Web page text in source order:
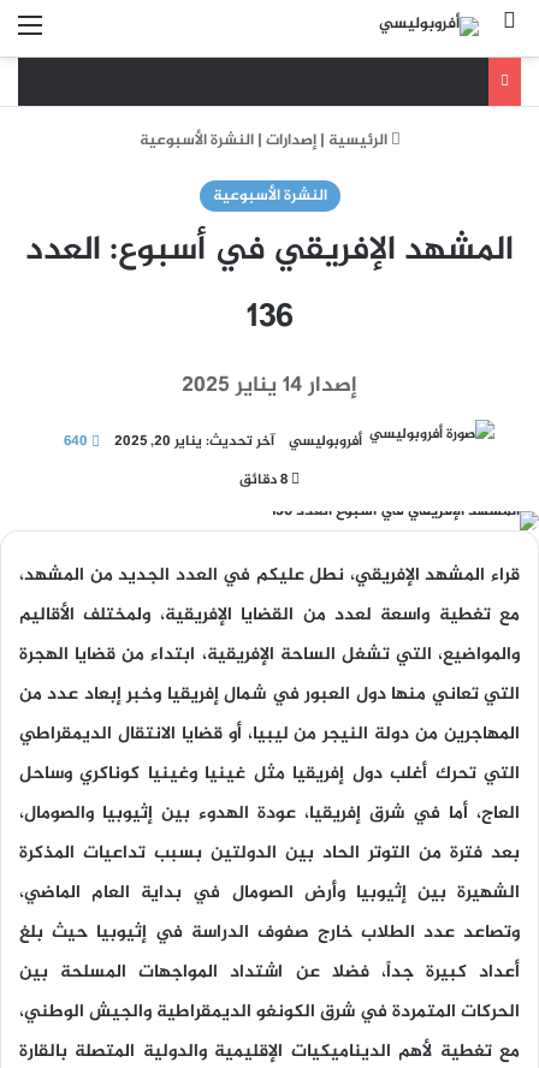
بحث عن
الرئيسية | إصدارات| النشرة الأسبوعية
النشرة الأسبوعية
المشهد الإفريقي في أسبوع: العدد
136
إصدار 14 يناير 2025
أفروبوليسي آخر تحديث: يناير 20, 2025
640
قراء المشهد الإفريقي، نطل عليكم في العدد الجديد من المشهد،
مع تغطية واسعة لعدد من القضايا الإفريقية، ولمختلف الأقاليم
والمواضيع، التي تشغل الساحة الإفريقية، ابتداء من قضايا الهجرة
التي تعاني منها دول العبور في شمال إفريقيا وخبر إبعاد عدد من
المهاجرين من دولة النيجر من ليبيا، أو قضايا الانتقال الديمقراطي
التي تحرك أغلب دول إفريقيا مثل غينيا وغينيا كوناكري وساحل
العاج، أما في شرق إفريقيا، عودة الهدوء بين إثيوبيا والصومال،
بعد فترة من التوتر الحاد بين الدولتين بسبب تداعيات المذكرة
الشهيرة بين إثيوبيا وأرض الصومال في بداية العام الماضي،
وتصاعد عدد الطلاب خارج صفوف الدراسة في إثيوبيا حيث بلغ
أعداد كبيرة جداً، فضلا عن اشتداد المواجهات المسلحة بين
الحركات المتمردة في شرق الكونغو الديمقراطية والجيش الوطني،
مع تغطية لأهم الديناميكيات الإقليمية والدولية المتصلة بالقارة